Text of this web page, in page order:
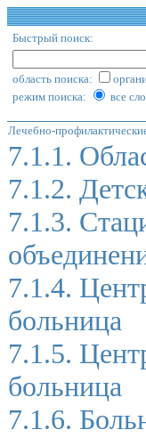
Быстрый поиск:
область поиска:
режим поиска:
все
Лечебно-
7.1.1.
7.1.2.
7.1.3.
7.1.4.
больница
7.1.5.
больница
7.1.6.